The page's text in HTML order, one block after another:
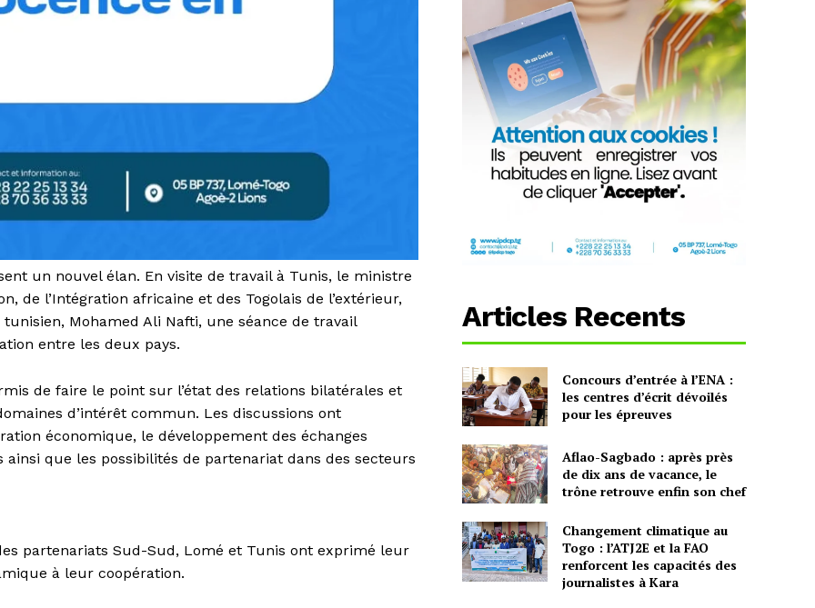
un nouvel élan. En visite de travail à Tunis, le ministre
de l’Intégration africaine et des Togolais de l’extérieur,
Mohamed Ali Nafti, une séance de travail
entre les deux pays.
de faire le point sur l’état des relations bilatérales et
d’intérêt commun. Les discussions ont
économique, le développement des échanges
que les possibilités de partenariat dans des secteurs
partenariats Sud-Sud, Lomé et Tunis ont exprimé leur
à leur coopération.
Articles Recents
Concours d’entrée à l’ENA :
les centres d’écrit dévoilés
pour les épreuves
Aflao-Sagbado : après près
de dix ans de vacance, le
trône retrouve enfin son chef
Changement climatique au
Togo : l’ATJ2E et la FAO
renforcent les capacités des
journalistes à Kara